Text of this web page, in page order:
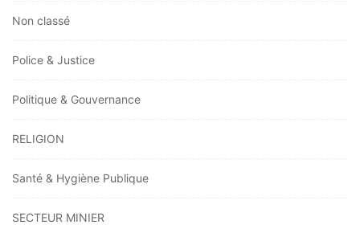
Non classé
Police & Justice
Politique & Gouvernance
RELIGION
Santé & Hygiène Publique
SECTEUR MINIER